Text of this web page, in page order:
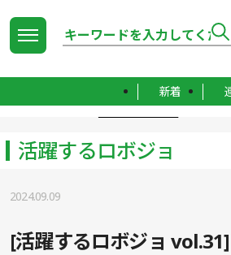
新着
活躍するロボジョ
2024.09.09
[活躍するロボジョ